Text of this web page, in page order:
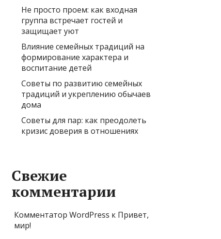
Не просто проем: как входная
группа встречает гостей и
защищает уют
Влияние семейных традиций на
формирование характера и
воспитание детей
Советы по развитию семейных
традиций и укреплению обычаев
дома
Советы для пар: как преодолеть
кризис доверия в отношениях
Свежие
комментарии
Комментатор WordPress к Привет,
мир!